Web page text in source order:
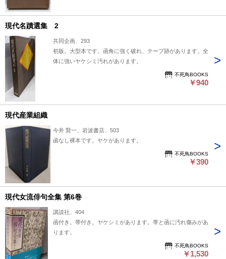
現代名蹟選集 2
共同企画、293
初版。大型本です。函角に強く破れ、テープ跡があります。全
体に強いヤケシミ汚れがあります。
不死鳥BOOKS
￥940
現代産業組織
今井 賢一、岩波書店、503
函なし裸本です。ヤケがあります。
不死鳥BOOKS
￥390
現代女流俳句全集 第6巻
講談社、404
函付き。帯付き。ヤケシミがあります。帯と函に汚れ傷みがあ
ります。
不死鳥BOOKS
￥1,530